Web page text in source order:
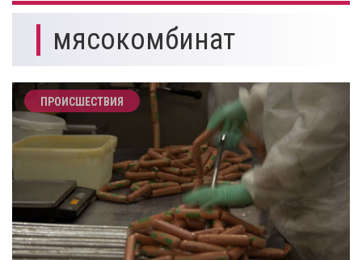
мясокомбинат
ПРОИСШЕСТВИЯ